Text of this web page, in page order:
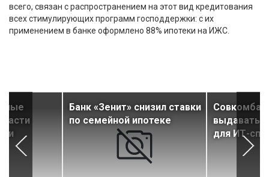
всего, связан с распространением на этот вид кредитования
всех стимулирующих программ господдержки: с их
применением в банке оформлено 88% ипотеки на ИЖС.
Банк «Зенит» снизил ставки
по семейной ипотеке
выдавать
для ИТ-